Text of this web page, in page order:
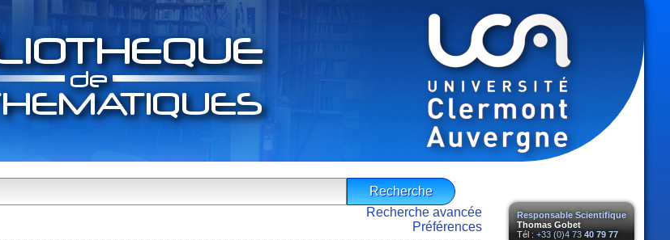
Responsable Scientifique
Thomas Gobet
Tél : +33 (0)4 73 40 79 77
Recherche avancée
Préférences